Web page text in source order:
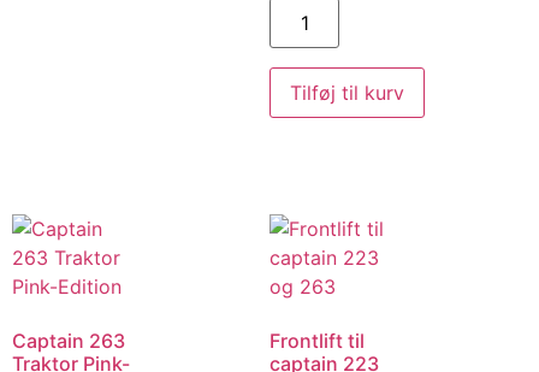
Tilføj til kurv
Captain 263
Traktor Pink-
Frontlift til
captain 223